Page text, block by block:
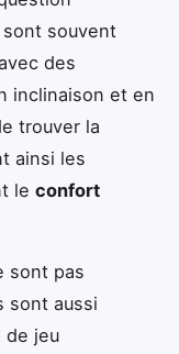
sont souvent
des
inclinaison et en
trouver la
ainsi les
le confort
sont pas
sont aussi
de jeu